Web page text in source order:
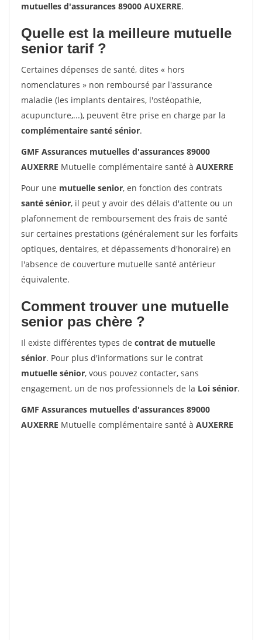
mutuelles d'assurances 89000 AUXERRE.
Quelle est la meilleure mutuelle
senior tarif ?
Certaines dépenses de santé, dites « hors
nomenclatures » non remboursé par l'assurance
maladie (les implants dentaires, l'ostéopathie,
acupuncture,...), peuvent être prise en charge par la
complémentaire santé sénior.
GMF Assurances mutuelles d'assurances 89000
AUXERRE Mutuelle complémentaire santé à AUXERRE
Pour une mutuelle senior, en fonction des contrats
santé sénior, il peut y avoir des délais d'attente ou un
plafonnement de remboursement des frais de santé
sur certaines prestations (généralement sur les forfaits
optiques, dentaires, et dépassements d'honoraire) en
l'absence de couverture mutuelle santé antérieur
équivalente.
Comment trouver une mutuelle
senior pas chère ?
Il existe différentes types de contrat de mutuelle
sénior. Pour plus d'informations sur le contrat
mutuelle sénior, vous pouvez contacter, sans
engagement, un de nos professionnels de la Loi sénior.
GMF Assurances mutuelles d'assurances 89000
AUXERRE Mutuelle complémentaire santé à AUXERRE